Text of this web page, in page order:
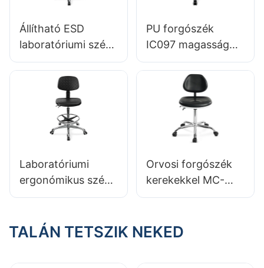
helyiségek
laboratóriumokhoz
Hewei
csillagos bázis
& Tisztítószobák
Állítható ESD
laboratóriumi szék
IC022 háttámla
magasság-
szabályozó gáz
emelési alap opciók
statikus érzékeny
környezetekhez
PU forgószék
IC097 magasság
beállítással stabil 5-
csillagos bázis
tökéletes az irodai
stúdióhoz
Laboratóriumi
ergonómikus szék
PU háttámlával 360
Orvosi forgószék
kerekekkel MC-
002F PU bőr
Könnyen tisztítható
TALÁN TETSZIK NEKED